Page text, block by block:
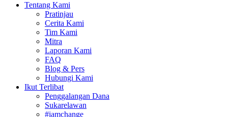
Tentang Kami
Pratinjau
Cerita Kami
Tim Kami
Mitra
Laporan Kami
FAQ
Blog & Pers
Hubungi Kami
Ikut Terlibat
Penggalangan Dana
Sukarelawan
#iamchange